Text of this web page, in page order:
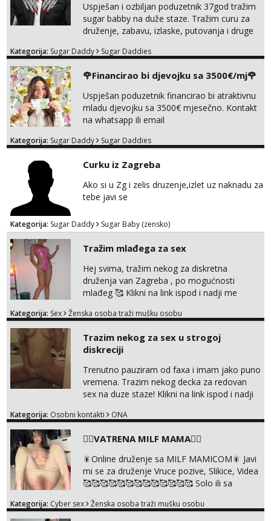
Uspješan i ozbiljan poduzetnik 37god tražim
sugar babby na duže staze. Tražim curu za
druženje, zabavu, izlaske, putovanja i druge
otvorena, komunikativna, zgodna i atraktivna
markodalic37@gmail.com
Kategorija: Sugar Daddy Sugar Daddies
🌹Financirao bi djevojku sa 3500€/mj🌹
Uspješan poduzetnik financirao bi atraktivnu
mladu djevojku sa 3500€ mjesečno. Kontakt
na whatsapp ili email
Kategorija: Sugar Daddy Sugar Daddies
Curku iz Zagreba
Ako si u Zg i zelis druzenje,izlet uz naknadu za
tebe javi se
Kategorija: Sugar Daddy Sugar Baby (zensko)
Tražim mlađega za sex
Hej svima, tražim nekog za diskretna
druženja van Zagreba , po mogućnosti
mlađeg 🥰 Klikni na link ispod i nadji me
Kategorija: Sex Ženska osoba traži mušku osobu
Trazim nekog za sex u strogoj
diskreciji
Trenutno pauziram od faxa i imam jako puno
vremena. Trazim nekog decka za redovan
sex na duze staze! Klikni na link ispod i nadji
Kategorija: Osobni kontakti ONA
❤️‍🔥VATRENA MILF MAMA❤️‍🔥
🎇Online druženje sa MILF MAMICOM🎇 Javi
mi se za druženje Vruce pozive, Slikice, Videa
🥰🥰🥰🥰🥰🥰🥰🥰🥰🥰🥰🥰🥰 Solo ili sa
WhatsApp ili Telegram WhatsApp 👉
Kategorija: Cyber sex Ženska osoba traži mušku osobu